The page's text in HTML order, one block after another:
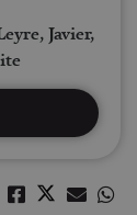
Facebook
Twitter
Javier,